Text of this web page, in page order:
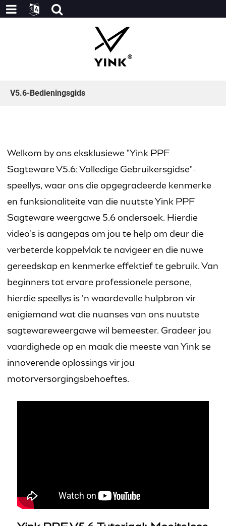
V5.6-Bedieningsgids
Welkom by ons eksklusiewe "Yink PPF
Sagteware V5.6: Volledige Gebruikersgidse"-
speellys, waar ons die opgegradeerde kenmerke
en funksionaliteite van die nuutste Yink PPF
Sagteware weergawe 5.6 ondersoek. Hierdie
video's is aangepas om jou te help om deur die
verbeterde koppelvlak te navigeer en die nuwe
gereedskap en kenmerke effektief te gebruik. Van
beginners tot ervare professionele persone,
hierdie speellys is 'n waardevolle hulpbron vir
enigiemand wat die nuanses van ons nuutste
sagtewareweergawe wil bemeester. Gradeer jou
vaardighede op en maak die meeste van Yink se
innoverende oplossings vir jou
motorversorgingsbehoeftes.